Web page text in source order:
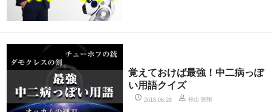
覚えておけば最強！中二病っぽ
い用語クイズ
2018.08.28 神山 悠翔